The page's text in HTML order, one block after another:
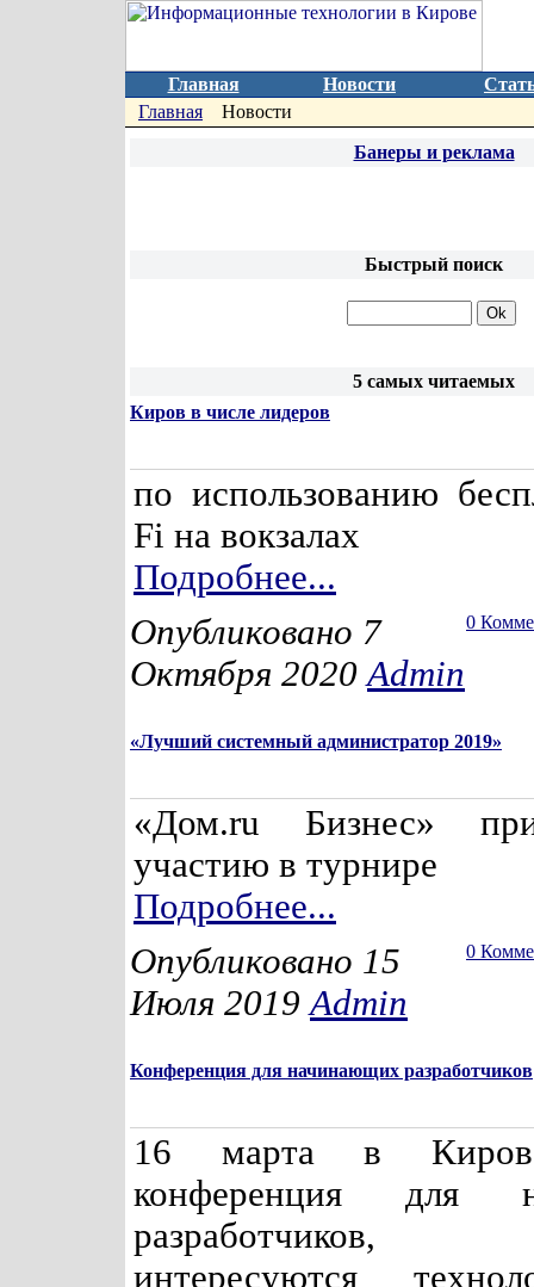
Главная Новости
Главная
Новости
Банеры и реклама
Быстрый поиск
5 самых читаемых
Киров в числе лидеров
по использованию
Fi на вокзалах
Подробнее...
0
Опубликовано 7
Октября 2020Admin
«Лучший системный администратор 2019»
«Дом.ru Бизнес»
участию в турнире
Подробнее...
0
Опубликовано 15
Июля 2019Admin
Конференция для начинающих разработчиков
16 марта в
конференция для
разработчиков,
интересуются